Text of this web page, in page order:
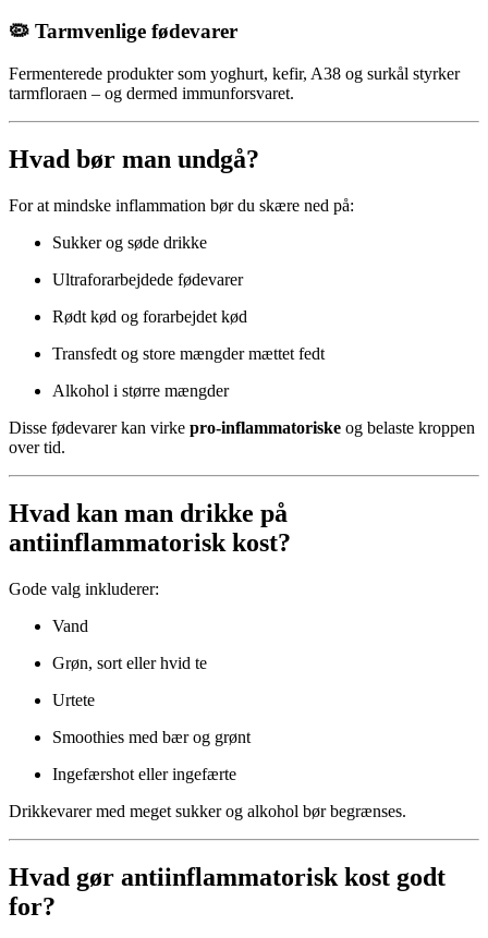
🦠 Tarmvenlige fødevarer
Fermenterede produkter som yoghurt, kefir, A38 og surkål styrker
tarmfloraen – og dermed immunforsvaret.
Hvad bør man undgå?
For at mindske inflammation bør du skære ned på:
Sukker og søde drikke
Ultraforarbejdede fødevarer
Rødt kød og forarbejdet kød
Transfedt og store mængder mættet fedt
Alkohol i større mængder
Disse fødevarer kan virke pro-inflammatoriske og belaste kroppen
over tid.
Hvad kan man drikke på
antiinflammatorisk kost?
Gode valg inkluderer:
Vand
Grøn, sort eller hvid te
Urtete
Smoothies med bær og grønt
Ingefærshot eller ingefærte
Drikkevarer med meget sukker og alkohol bør begrænses.
Hvad gør antiinflammatorisk kost godt
for?